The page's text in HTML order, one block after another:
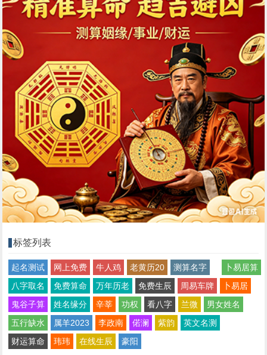
标签列表
起名测试 网上免费 牛人鸡 老黄历20 测算名字
卜易居算
八字取名
免费算命 万年历老 免费生辰 周易车牌
卜易居
鬼谷子算
姓名缘分 辛莘 功权 看八字 兰微
男女姓名
五行缺水
属羊2023 李政南 偌澜 紫韵
英文名测
财运算命
玮玮 在线生辰 豪阳